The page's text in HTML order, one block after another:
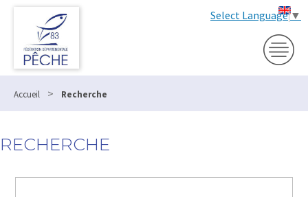
Select Language▼
Accueil > Recherche
RECHERCHE